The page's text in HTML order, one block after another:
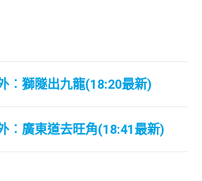
︰獅隧出九龍(18:20最新)
︰廣東道去旺角(18:41最新)